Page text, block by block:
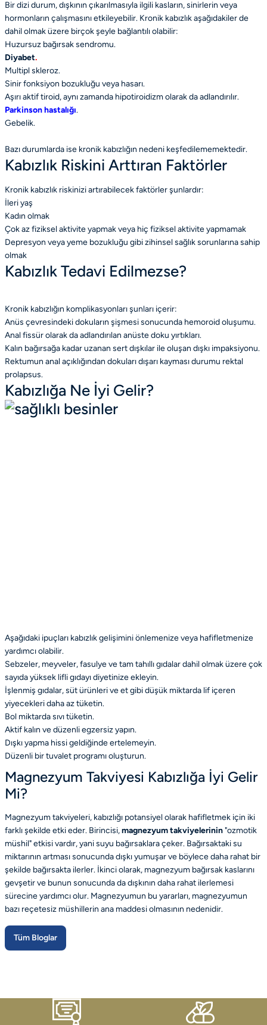
Bir dizi durum, dışkının çıkarılmasıyla ilgili kasların, sinirlerin veya
hormonların çalışmasını etkileyebilir. Kronik kabızlık aşağıdakiler de
dahil olmak üzere birçok şeyle bağlantılı olabilir:
Huzursuz bağırsak sendromu.
Diyabet.
Multipl skleroz.
Sinir fonksiyon bozukluğu veya hasarı.
Aşırı aktif tiroid, aynı zamanda hipotiroidizm olarak da adlandırılır.
Parkinson hastalığı.
Gebelik.
Bazı durumlarda ise kronik kabızlığın nedeni keşfedilememektedir.
Kabızlık Riskini Arttıran Faktörler
Kronik kabızlık riskinizi artırabilecek faktörler şunlardır:
İleri yaş
Kadın olmak
Çok az fiziksel aktivite yapmak veya hiç fiziksel aktivite yapmamak
Depresyon veya yeme bozukluğu gibi zihinsel sağlık sorunlarına sahip
olmak
Kabızlık Tedavi Edilmezse?
Kronik kabızlığın komplikasyonları şunları içerir:
Anüs çevresindeki dokuların şişmesi sonucunda hemoroidoluşumu.
Anal fissür olarak da adlandırılan anüste doku yırtıkları.
Kalın bağırsağa kadar uzanan sert dışkılar ile oluşan dışkı impaksiyonu.
Rektumun anal açıklığından dokuları dışarı kayması durumu rektal
prolapsus.
Kabızlığa Ne İyi Gelir?
Aşağıdaki ipuçları kabızlık gelişimini önlemenize veya hafifletmenize
yardımcı olabilir.
Sebzeler, meyveler, fasulye ve tam tahıllı gıdalar dahil olmak üzere çok
sayıda yüksek lifli gıdayı diyetinize ekleyin.
İşlenmiş gıdalar, süt ürünleri ve et gibi düşük miktarda lif içeren
yiyecekleri daha az tüketin.
Bol miktarda sıvı tüketin.
Aktif kalın ve düzenli egzersiz yapın.
Dışkı yapma hissi geldiğinde ertelemeyin.
Düzenli bir tuvalet programı oluşturun.
Magnezyum Takviyesi Kabızlığa İyi Gelir
Mi?
Magnezyum takviyeleri, kabızlığı potansiyel olarak hafifletmek için iki
farklı şekilde etki eder. Birincisi,magnezyum takviyelerinin"ozmotik
müshil" etkisi vardır, yani suyu bağırsaklara çeker. Bağırsaktaki su
miktarının artması sonucunda dışkı yumuşar ve böylece daha rahat bir
şekilde bağırsakta ilerler. İkinci olarak, magnezyum bağırsak kaslarını
gevşetir ve bunun sonucunda da dışkının daha rahat ilerlemesi
sürecine yardımcı olur. Magnezyumun bu yararları, magnezyumun
bazı reçetesiz müshillerin ana maddesi olmasının nedenidir.
Tüm Bloglar